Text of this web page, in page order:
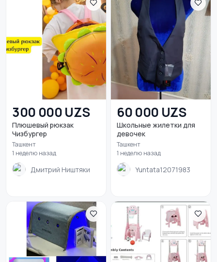
300 000 UZS
Плюшевый рюкзак
Чизбургер
Ташкент
1 неделю назад
Дмитрий Ништяки
60 000 UZS
Школьные жилетки для
девочек
Ташкент
1 неделю назад
Yuntata12071983